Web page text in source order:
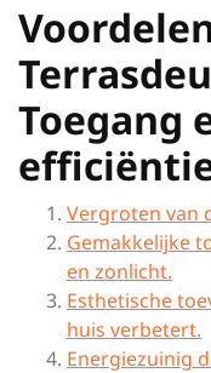
Toegang
Vergroten van
Gemakkelijke
en zonlicht.
Esthetische
huis verbetert.
Energiezuinig